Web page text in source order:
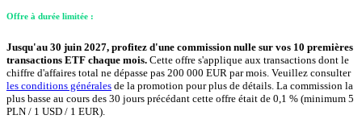
Offre à durée limitée :
Jusqu'au 30 juin 2027, profitez d'une commission nulle sur vos 10 premières
transactions ETF chaque mois. Cette offre s'applique aux transactions dont le
chiffre d'affaires total ne dépasse pas 200 000 EUR par mois. Veuillez consulter
les conditions générales de la promotion pour plus de détails. La commission la
plus basse au cours des 30 jours précédant cette offre était de 0,1 % (minimum 5
PLN / 1 USD / 1 EUR).